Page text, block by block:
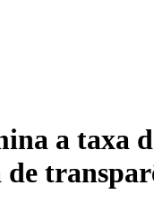
a taxa
de